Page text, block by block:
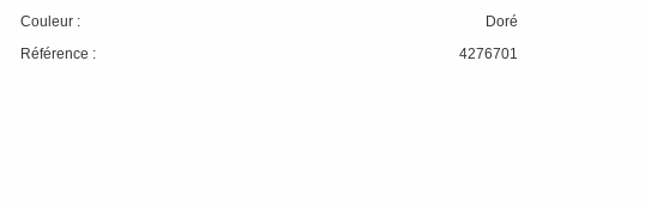
Couleur :
Doré
Référence :
4276701